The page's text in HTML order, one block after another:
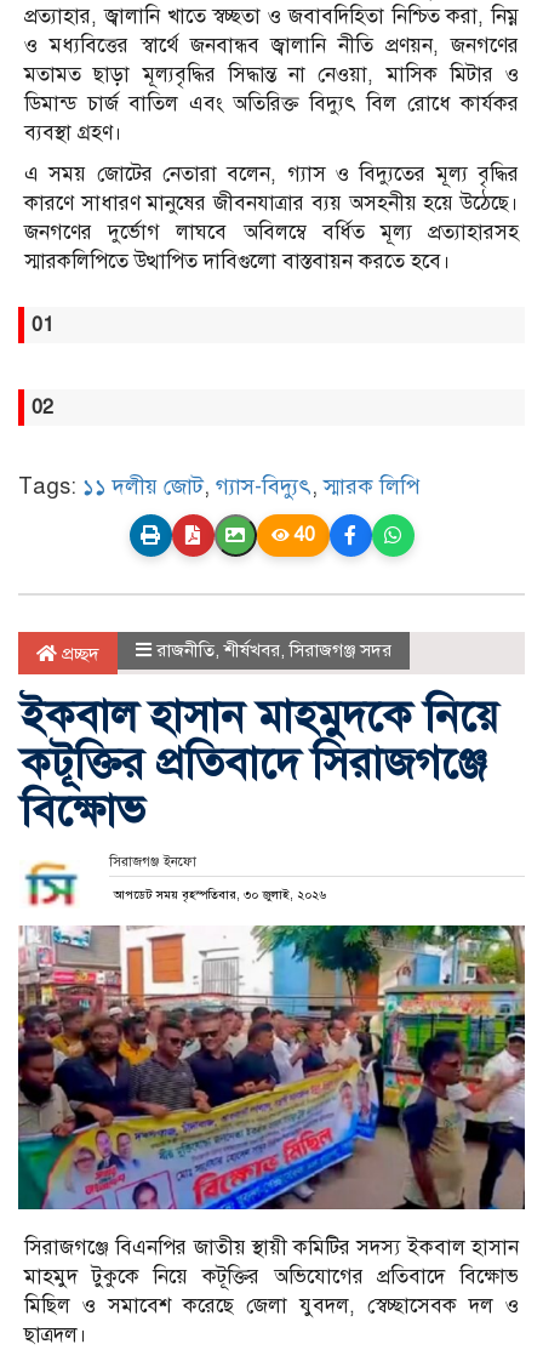
প্রত্যাহার, জ্বালানি খাতে স্বচ্ছতা ও জবাবদিহিতা নিশ্চিত করা, নিম্ন
ও মধ্যবিত্তের স্বার্থে জনবান্ধব জ্বালানি নীতি প্রণয়ন, জনগণের
মতামত ছাড়া মূল্যবৃদ্ধির সিদ্ধান্ত না নেওয়া, মাসিক মিটার ও
ডিমান্ড চার্জ বাতিল এবং অতিরিক্ত বিদ্যুৎ বিল রোধে কার্যকর
ব্যবস্থা গ্রহণ।
এ সময় জোটের নেতারা বলেন, গ্যাস ও বিদ্যুতের মূল্য বৃদ্ধির
কারণে সাধারণ মানুষের জীবনযাত্রার ব্যয় অসহনীয় হয়ে উঠেছে।
জনগণের দুর্ভোগ লাঘবে অবিলম্বে বর্ধিত মূল্য প্রত্যাহারসহ
স্মারকলিপিতে উত্থাপিত দাবিগুলো বাস্তবায়ন করতে হবে।
01
02
Tags: ১১ দলীয় জোট, গ্যাস-বিদ্যুৎ,স্মারক লিপি
40
প্রচ্ছদ রাজনীতি ,শীর্ষখবর ,সিরাজগঞ্জ সদর
ইকবাল হাসান মাহমুদকে নিয়ে
কটূক্তির প্রতিবাদে সিরাজগঞ্জে
বিক্ষোভ
সিরাজগঞ্জ ইনফো
আপডেট সময় বৃহস্পতিবার, ৩০ জুলাই, ২০২৬
সিরাজগঞ্জে বিএনপির জাতীয় স্থায়ী কমিটির সদস্য ইকবাল হাসান
মাহমুদ টুকুকে নিয়ে কটূক্তির অভিযোগের প্রতিবাদে বিক্ষোভ
মিছিল ও সমাবেশ করেছে জেলা যুবদল, স্বেচ্ছাসেবক দল ও
ছাত্রদল।